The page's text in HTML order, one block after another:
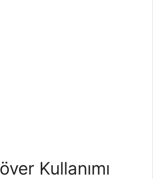
Kullanımı